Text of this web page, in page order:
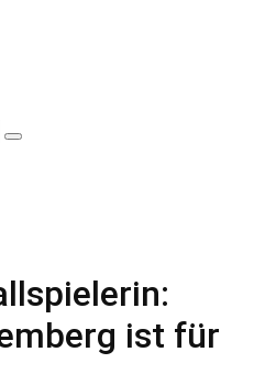
Search
ist für